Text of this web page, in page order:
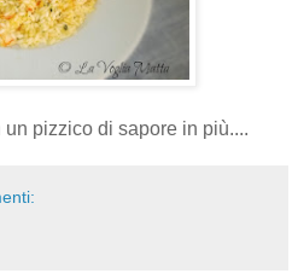
pizzico di sapore in più....